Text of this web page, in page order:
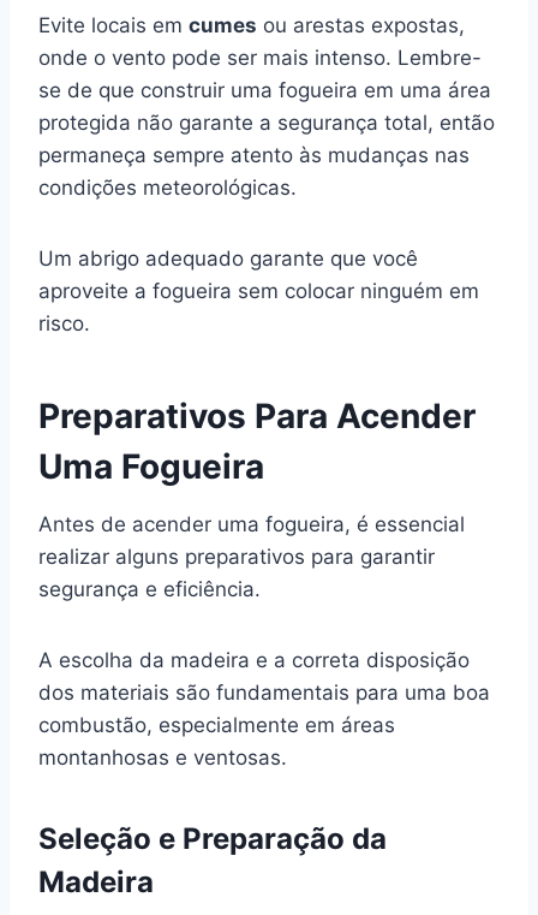
Evite locais em cumes ou arestas expostas,
onde o vento pode ser mais intenso. Lembre-
se de que construir uma fogueira em uma área
protegida não garante a segurança total, então
permaneça sempre atento às mudanças nas
condições meteorológicas.
Um abrigo adequado garante que você
aproveite a fogueira sem colocar ninguém em
risco.
Preparativos Para Acender
Uma Fogueira
Antes de acender uma fogueira, é essencial
realizar alguns preparativos para garantir
segurança e eficiência.
A escolha da madeira e a correta disposição
dos materiais são fundamentais para uma boa
combustão, especialmente em áreas
montanhosas e ventosas.
Seleção e Preparação da
Madeira